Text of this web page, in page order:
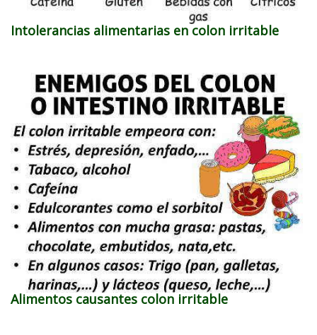
Intolerancias alimentarias en colon irritable
Alimentos causantes colon irritable